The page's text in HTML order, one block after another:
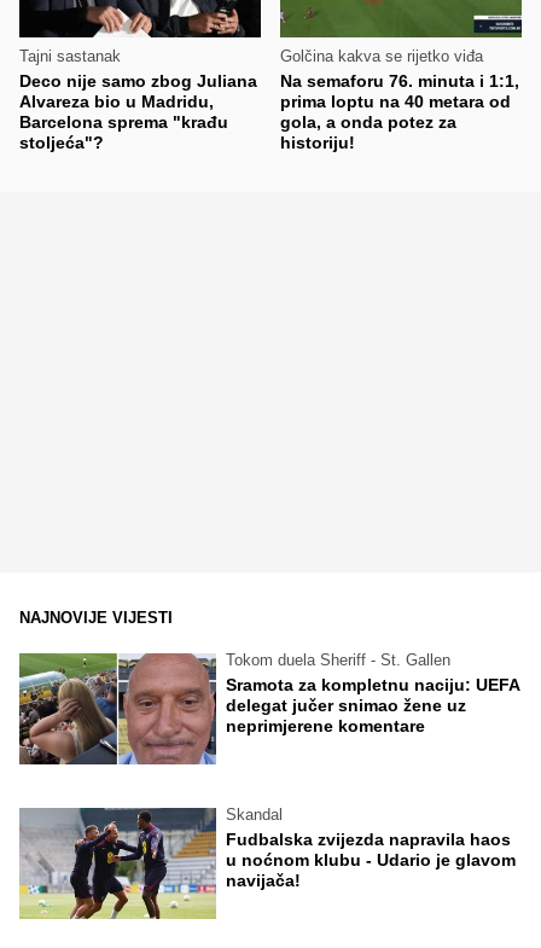
Tajni sastanak
Deco nije samo zbog Juliana
Alvareza bio u Madridu,
Barcelona sprema "krađu
stoljeća"?
Golčina kakva se rijetko viđa
Na semaforu 76. minuta i 1:1,
prima loptu na 40 metara od
gola, a onda potez za
historiju!
NAJNOVIJE VIJESTI
Tokom duela Sheriff - St. Gallen
Sramota za kompletnu naciju: UEFA
delegat jučer snimao žene uz
neprimjerene komentare
Skandal
Fudbalska zvijezda napravila haos
u noćnom klubu - Udario je glavom
navijača!